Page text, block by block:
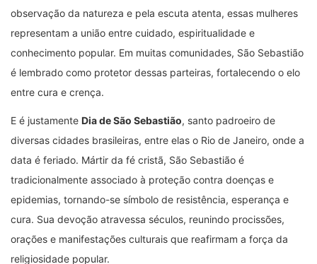
observação da natureza e pela escuta atenta, essas mulheres
representam a união entre cuidado, espiritualidade e
conhecimento popular. Em muitas comunidades, São Sebastião
é lembrado como protetor dessas parteiras, fortalecendo o elo
entre cura e crença.
E é justamente Dia de São Sebastião, santo padroeiro de
diversas cidades brasileiras, entre elas o Rio de Janeiro, onde a
data é feriado. Mártir da fé cristã, São Sebastião é
tradicionalmente associado à proteção contra doenças e
epidemias, tornando-se símbolo de resistência, esperança e
cura. Sua devoção atravessa séculos, reunindo procissões,
orações e manifestações culturais que reafirmam a força da
religiosidade popular.